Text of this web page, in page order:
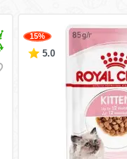
15%
5.0